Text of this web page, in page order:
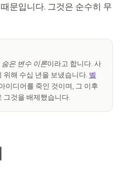
문입니다. 그것은 순수히 무
숨은 변수 이론이라고 합니다. 사
위해 수십 년을 보냈습니다. 벨
이디어를 죽인 것이며, 그 이후
그것을 배제했습니다.